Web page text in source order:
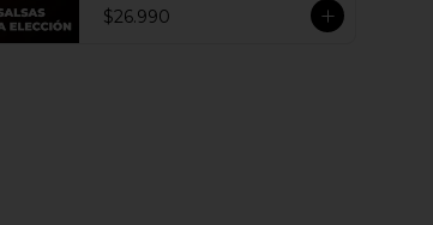
(Promoción no incluye - Roll
$26.990